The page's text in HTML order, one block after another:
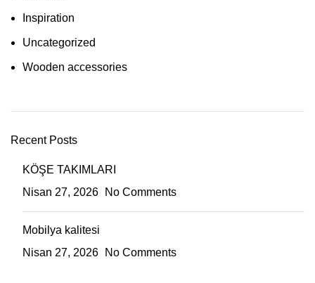
Inspiration
Uncategorized
Wooden accessories
Recent Posts
KÖŞE TAKIMLARI
Nisan 27, 2026
No Comments
Mobilya kalitesi
Nisan 27, 2026
No Comments